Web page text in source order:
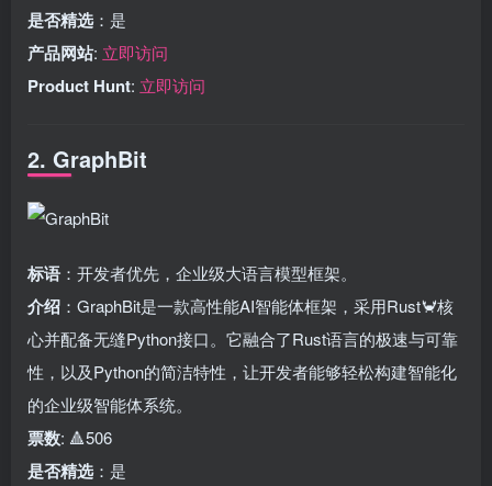
是否精选 ：是
产品网站: 立即访问
Product Hunt: 立即访问
2. GraphBit
标语 ：开发者优先，企业级大语言模型框架。
介绍 ：GraphBit是一款高性能AI智能体框架，采用Rust🦀核
心并配备无缝Python接口。它融合了Rust语言的极速与可靠
性，以及Python的简洁特性，让开发者能够轻松构建智能化
的企业级智能体系统。
票数: 🔺506
是否精选 ：是